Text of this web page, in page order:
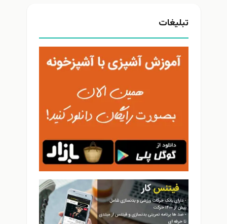
تبلیغات